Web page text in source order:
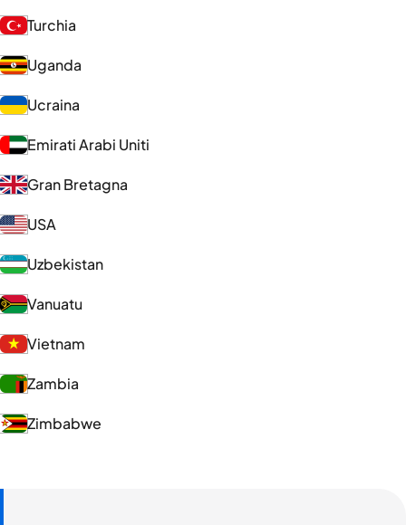
Turchia
Uganda
Ucraina
Emirati Arabi Uniti
Gran Bretagna
USA
Uzbekistan
Vanuatu
Vietnam
Zambia
Zimbabwe